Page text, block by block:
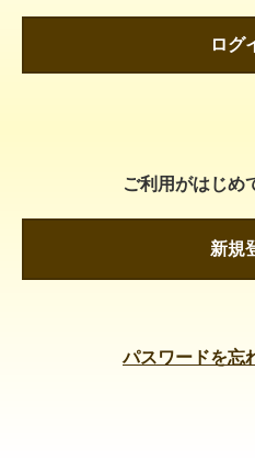
ログ
ご利用がはじめ
新規
パスワードを忘